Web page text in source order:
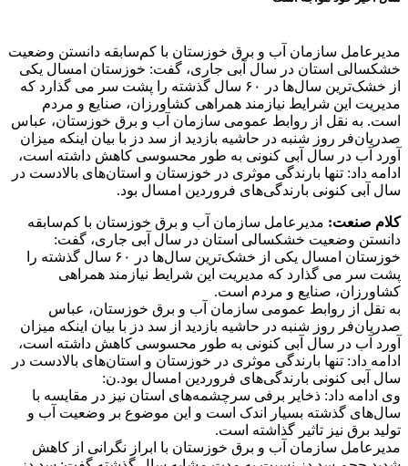
مدیرعامل سازمان آب و برق خوزستان با کم‌سابقه دانستن وضعیت
خشکسالی استان در سال آبی جاری، گفت: خوزستان امسال یکی
از خشک‌ترین سال‌ها در ۶۰ سال گذشته را پشت سر می گذارد که
مدیریت این شرایط نیازمند همراهی کشاورزان، صنایع و مردم
است. به نقل از روابط عمومی سازمان آب و برق خوزستان، عباس
صدریان‌فر روز شنبه در حاشیه بازدید از سد دز با بیان اینکه میزان
آورد آب در سال آبی کنونی به طور محسوسی کاهش داشته است،
ادامه داد: تنها بارندگی موثری در خوزستان و استان‌های بالادست در
سال آبی کنونی بارندگی‌های فروردین امسال بود.
کلام صنعت: مدیرعامل سازمان آب و برق خوزستان با کم‌سابقه
دانستن وضعیت خشکسالی استان در سال آبی جاری، گفت:
خوزستان امسال یکی از خشک‌ترین سال‌ها در ۶۰ سال گذشته را
پشت سر می گذارد که مدیریت این شرایط نیازمند همراهی
کشاورزان، صنایع و مردم است.
به نقل از روابط عمومی سازمان آب و برق خوزستان، عباس
صدریان‌فر روز شنبه در حاشیه بازدید از سد دز با بیان اینکه میزان
آورد آب در سال آبی کنونی به طور محسوسی کاهش داشته است،
ادامه داد: تنها بارندگی موثری در خوزستان و استان‌های بالادست در
سال آبی کنونی بارندگی‌های فروردین امسال بود.ن:
وی ادامه داد: ذخایر برفی سرچشمه‌های استان نیز در مقایسه با
سال‌های گذشته بسیار اندک است و این موضوع بر وضعیت آب و
تولید برق نیز تاثیر گذاشته است.
مدیرعامل سازمان آب و برق خوزستان با ابراز نگرانی از کاهش